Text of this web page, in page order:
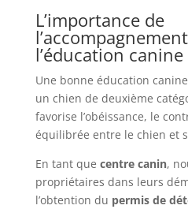
L’importance de
l’éducation canine
Une bonne éducation
un chien de deuxième
favorise l’obéissance, le
équilibrée entre le chien et
En tant que centre canin,
propriétaires dans leurs
l’obtention du permis de